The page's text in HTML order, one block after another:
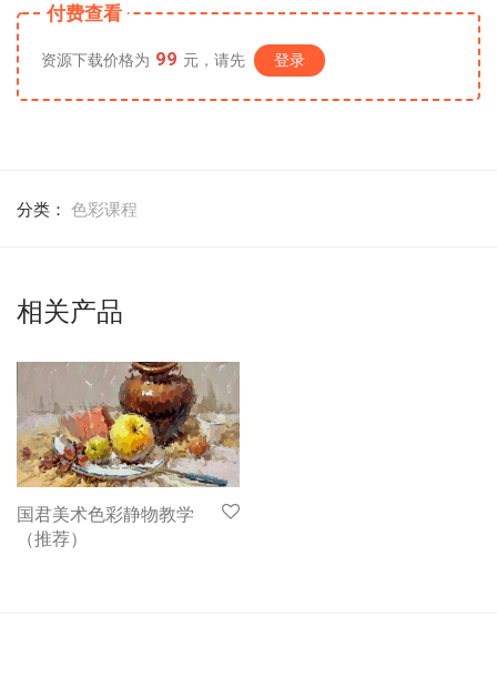
付费查看
资源下载价格为 99 元，请先 登录
分类： 色彩课程
相关产品
国君美术色彩静物教学
（推荐）